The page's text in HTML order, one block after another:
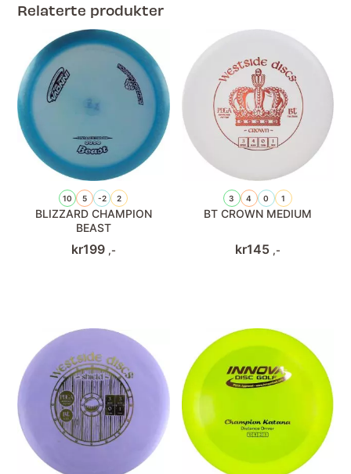
Relaterte produkter
10 5 -2 2
BLIZZARD CHAMPION
BEAST
kr199 ,-
3 4 0 1
BT CROWN MEDIUM
kr145 ,-